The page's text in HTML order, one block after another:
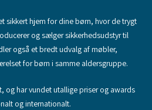
sikkert hjem for dine børn, hvor de trygt
og sælger sikkerhedsudstyr til
også et bredt udvalg af møbler,
for børn i samme aldersgruppe.
og har vundet utallige priser og awards
og internationalt.